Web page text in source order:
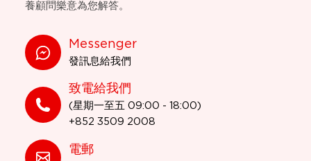
養顧問樂意為您解答。
Messenger
發訊息給我們
致電給我們
(星期一至五 09:00 - 18:00)
+852 3509 2008
電郵